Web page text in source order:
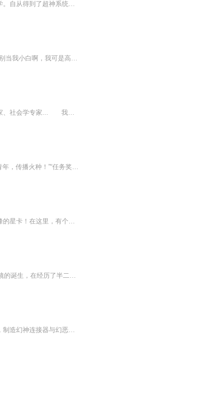
【内容简介】透视一下火辣妹子，修炼一点神秘武学，安装一身超强武器，研究一些未来科学。自从得到了超神系统之后，沐游的小日子过得很舒坦。就是系统里偶尔出现的一些任务，让沐游有点小尴尬。【作者/主播】作者：虫2演播：DJ_安宁【购买须知】1、本作品...
【内容简介】某玩家：“你在这里挖坑干什么？破坏环境！”某猎人：“坑BOSS！”某玩家怒：“别当我小白啊，我可是高高手，这里的BOSS会飞！”某猎人：“我的陷阱也会飞！”……这是一个脑洞猎人在游戏里愉快坑杀玩家BOSS的冒险故事。【作者/主播简介】作者...
我不只是黑客！ 我还是化学专家、物理专家、机械专家、软件开发专家、电子工程学专家、社会学专家... 我是汪海诚，黑暗中的守望者！ 即便在无边黑暗之中，我也要化身光明，点亮这个黑暗的世界！ 纵然如同烟花一般，只是一刹那的灿烂，我也要守护那一瞬间的光明！ 隐于黑暗，守护光明！——汪海诚...
【内容简介】“恭喜契约当铺传承者，完成当铺传承！”“契约任务：在燧人部落，找一位杰出青年，传播火种！”“任务奖励：获得1000契约点！”杨贵妃成了当铺的接待员，三国才女蔡琰被匈奴掳走的命运由此改变，生化危机世界救世主横空出世，复仇者联盟邀请...
【内容简介】箫玄穿越到星际时代，在这里，没有花里胡哨的科技，有的，仅仅是繁衍到巅峰的星卡！在这里，有个职业名为星卡师，他们设计星卡，召唤星卡作战，抵御异族入侵！设计星卡需要脑洞，可箫玄却将无人知晓的地球文明，当成了取之不尽的脑洞。斗破卡...
日更5集，不定期爆更！订阅可以收到更新提醒哦~ 【内容简介】 从鼠标键盘的主流到VR眼镜的诞生，在经历了半二次元化的变迁后，一款前所未有的游戏发布了。new era中文译名‘新纪元’，号称游戏由全世界最高级智能AI来在线处理所有游戏内的所有问题，完全...
故事发生在未来世界，幻恶怪人势力肆虐，危及人类文明。古文化专家孙明武被召唤至未来，制造幻神连接器与幻恶战斗，但未能成功。最后，他让小海娜穿越回过去，将连接器交给儿子孙晚宁。孙晚宁与小海娜、江陵川携手，共同对抗幻恶势力，拯救世界。